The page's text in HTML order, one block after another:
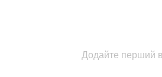
Додайте перший